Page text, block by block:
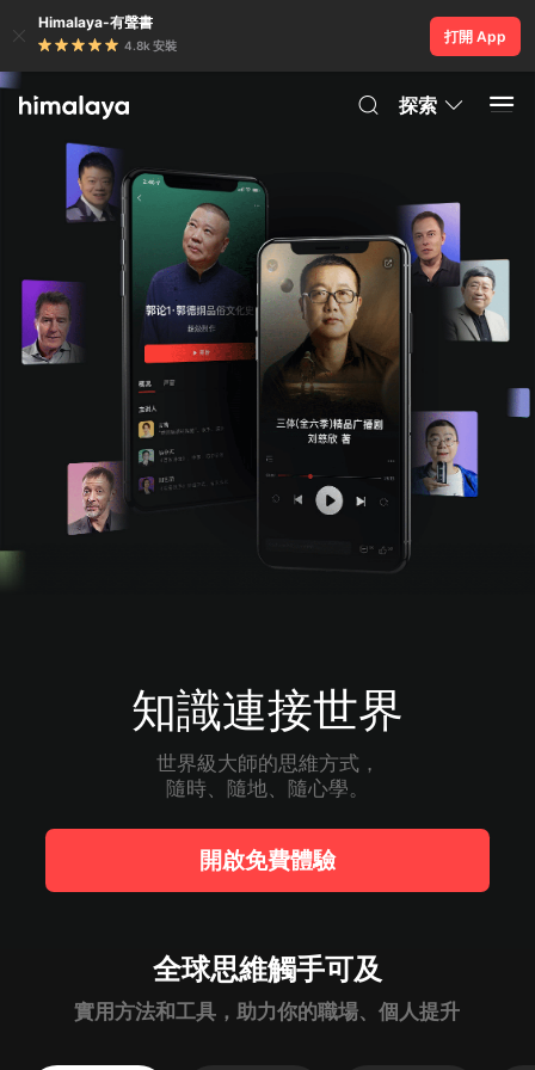
Himalaya-有聲書
4.8k 安裝
打開 App
探索
知識連接世界
世界級大師的思維方式，
隨時、隨地、隨心學。
開啟免費體驗
全球思維觸手可及
實用方法和工具，助力你的職場、個人提升